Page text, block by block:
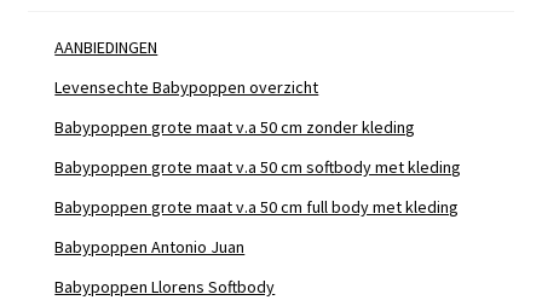
AANBIEDINGEN
Levensechte Babypoppen overzicht
Babypoppen grote maat v.a 50 cm zonder kleding
Babypoppen grote maat v.a 50 cm softbody met kleding
Babypoppen grote maat v.a 50 cm full body met kleding
Babypoppen Antonio Juan
Babypoppen Llorens Softbody